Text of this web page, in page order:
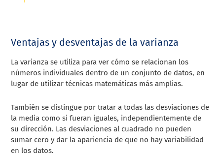
Ventajas y desventajas de la varianza
La varianza se utiliza para ver cómo se relacionan los
números individuales dentro de un conjunto de datos, en
lugar de utilizar técnicas matemáticas más amplias.
También se distingue por tratar a todas las desviaciones de
la media como si fueran iguales, independientemente de
su dirección. Las desviaciones al cuadrado no pueden
sumar cero y dar la apariencia de que no hay variabilidad
en los datos.